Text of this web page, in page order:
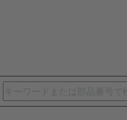
コネクティビティ